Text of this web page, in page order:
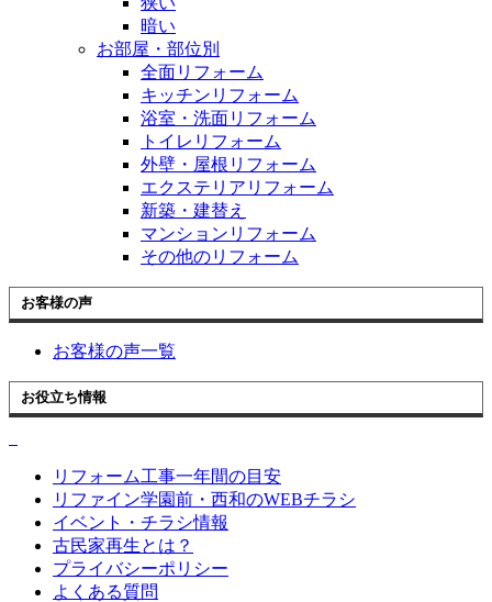
暗い
お部屋・部位別
全面リフォーム
キッチンリフォーム
浴室・洗面リフォーム
トイレリフォーム
外壁・屋根リフォーム
エクステリアリフォーム
新築・建替え
マンションリフォーム
その他のリフォーム
お客様の声
お客様の声一覧
お役立ち情報
リフォーム工事一年間の目安
リファイン学園前・西和のWEBチラシ
イベント・チラシ情報
古民家再生とは？
プライバシーポリシー
よくある質問